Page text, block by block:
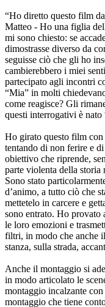
“Ho diretto questo film
Matteo - Ho una figlia
mi sono chiesto: se
dimostrasse diverso da
seguisse ciò che gli ho
cambierebbero i miei
partecipato agli incontri
“Mia” in molti
come reagisce? Gli
questi interrogativi è
Ho girato questo film con
tentando di non ferire e
obiettivo che riprende,
parte violenta della storia
Sono stato
d’animo, a tutto ciò che
mettetelo in carcere e
sono entrato. Ho provato
le loro emozioni e
filtri, in modo che anche
stanza, sulla strada,
Anche il montaggio si
in modo articolato le
montaggio incalzante
montaggio che tiene